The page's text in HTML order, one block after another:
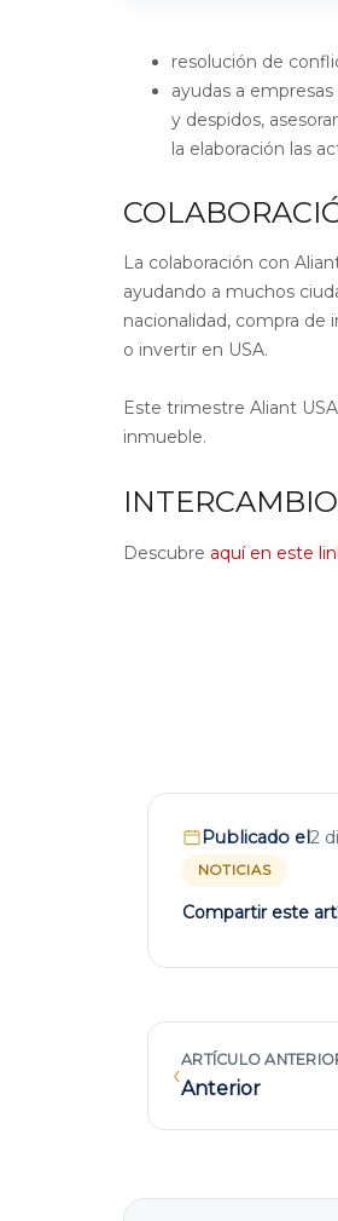
resolución de
ayudas a
y despidos,
la elaboración las
La colaboración con
ayudando a muchos
nacionalidad, compra de
o invertir en USA.
Este trimestre Aliant
inmueble.
Descubre aquí en este
Publicado el2
NOTICIAS
Compartir este
‹ARTÍCULO
Anterior